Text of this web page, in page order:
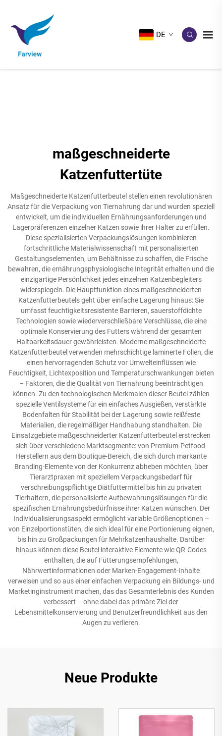
DE
maßgeschneiderte
Katzenfuttertüte
Maßgeschneiderte Katzenfutterbeutel stellen einen revolutionären
Ansatz für die Verpackung von Tiernahrung dar und wurden speziell
entwickelt, um die individuellen Ernährungsanforderungen und
Lagerpräferenzen einzelner Katzen sowie ihrer Halter zu erfüllen.
Diese spezialisierten Verpackungslösungen kombinieren
fortschrittliche Materialwissenschaft mit personalisierten
Gestaltungselementen, um Behältnisse zu schaffen, die Frische
bewahren, die ernährungsphysiologische Integrität erhalten und die
einzigartige Persönlichkeit jedes einzelnen Katzenbegleiters
widerspiegeln. Die Hauptfunktion eines maßgeschneiderten
Katzenfutterbeutels geht über einfache Lagerung hinaus: Sie
umfasst feuchtigkeitsresistente Barrieren, sauerstoffdichte
Technologien sowie wiederverschließbare Verschlüsse, die eine
optimale Konservierung des Futters während der gesamten
Haltbarkeitsdauer gewährleisten. Moderne maßgeschneiderte
Katzenfutterbeutel verwenden mehrschichtige laminerte Folien, die
einen hervorragenden Schutz vor Umwelteinflüssen wie
Feuchtigkeit, Lichtexposition und Temperaturschwankungen bieten
– Faktoren, die die Qualität von Tiernahrung beeinträchtigen
können. Zu den technologischen Merkmalen dieser Beutel zählen
spezielle Ventilsysteme für ein einfaches Ausgießen, verstärkte
Bodenfalten für Stabilität bei der Lagerung sowie reißfeste
Materialien, die regelmäßiger Handhabung standhalten. Die
Einsatzgebiete maßgeschneiderter Katzenfutterbeutel erstrecken
sich über verschiedene Marktsegmente: von Premium-Petfood-
Herstellern aus dem Boutique-Bereich, die sich durch markante
Branding-Elemente von der Konkurrenz abheben möchten, über
Tierarztpraxen mit speziellem Verpackungsbedarf für
verschreibungspflichtige Diätfuttermittel bis hin zu privaten
Tierhaltern, die personalisierte Aufbewahrungslösungen für die
spezifischen Ernährungsbedürfnisse ihrer Katzen wünschen. Der
Individualisierungsaspekt ermöglicht variable Größenoptionen –
von Einzelportionstüten, die sich ideal für eine Portionierung eignen,
bis hin zu Großpackungen für Mehrkatzenhaushalte. Darüber
hinaus können diese Beutel interaktive Elemente wie QR-Codes
enthalten, die auf Fütterungsempfehlungen,
Nährwertinformationen oder Marken-Engagement-Inhalte
verweisen und so aus einer einfachen Verpackung ein Bildungs- und
Marketinginstrument machen, das das Gesamterlebnis des Kunden
verbessert – ohne dabei das primäre Ziel der
Lebensmittelkonservierung und Benutzerfreundlichkeit aus den
Augen zu verlieren.
Neue Produkte